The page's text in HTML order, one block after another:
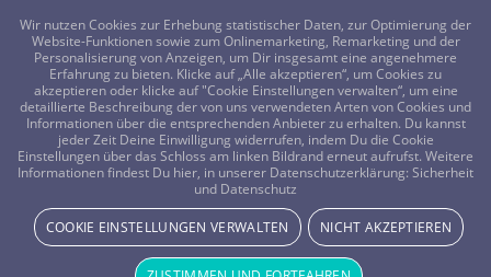
FRAGEN? KOSTENLOS ANRUFEN: 0800-8478266
Schlagwortarchiv für:
Feld der
Ahnen
Wir nutzen Cookies zur Erhebung statistischer Daten, zur Optimierung der
Website-Funktionen sowie zum Onlinemarketing, Remarketing und der
Personalisierung von Anzeigen, um Dir insgesamt eine angenehmere
Erfahrung zu bieten. Klicke auf „Alle akzeptieren“, um Cookies zu
akzeptieren oder klicke auf "Cookie Einstellungen verwalten“, um eine
detaillierte Beschreibung der von uns verwendeten Arten von Cookies und
Informationen über die entsprechenden Anbieter zu erhalten. Du kannst
jeder Zeit Deine Einwilligung widerrufen, indem Du die Cookie
Einstellungen über das Schloss am linken Bildrand erneut aufrufst. Weitere
Informationen findest Du hier, in unserer Datenschutzerklärung: Sicherheit
und Datenschutz
COOKIE EINSTELLUNGEN VERWALTEN NICHT AKZEPTIEREN